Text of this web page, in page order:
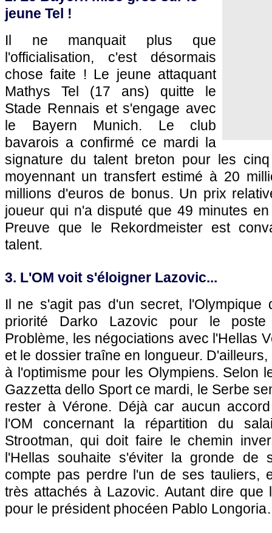
jeune Tel !
Il ne manquait plus que
l'officialisation, c'est désormais
chose faite ! Le jeune attaquant
Mathys Tel (17 ans) quitte le
Stade Rennais et s'engage avec
le Bayern Munich. Le club
bavarois a confirmé ce mardi la
signature du talent breton pour les
moyennant un transfert estimé à 20
millions d'euros de bonus. Un prix
joueur qui n'a disputé que 49 minutes
Preuve que le Rekordmeister est
talent.
3. L'OM voit s'éloigner Lazovic...
Il ne s'agit pas d'un secret, l'Olympique
priorité Darko Lazovic pour le
Problème, les négociations avec l'Hellas
et le dossier traîne en longueur.
à l'optimisme pour les Olympiens. Selon
Gazzetta dello Sport ce mardi, le Serbe
rester à Vérone. Déjà car aucun
l'OM concernant la répartition du
Strootman, qui doit faire le chemin
l'Hellas souhaite s'éviter la gronde de
compte pas perdre l'un de ses tauliers,
très attachés à Lazovic. Autant dire que
pour le président phocéen Pablo